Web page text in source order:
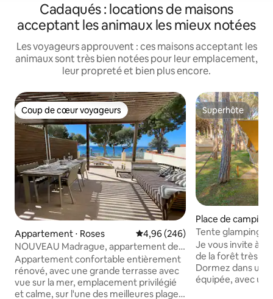
Cadaqués : locations de maisons
acceptant les animaux les mieux notées
Les voyageurs approuvent : ces maisons acceptant les
animaux sont très bien notées pour leur emplacement,
leur propreté et bien plus encore.
Coup de cœur voyageurs
Coup de cœur voyageurs
Appartement ⋅ Roses Évaluation moyenne sur la
4,96 (246)
NOUVEAU Madrague, appartement de
plage
Appartement confortable entièrement
rénové, avec une grande terrasse avec
vue sur la mer, emplacement privilégié
et calme, sur l'une des meilleures plages
Superhôte
Superhôte
Place de camping
oni de Calonge
Tente glamping
Je vous invite à
de la forêt très
Dormez dans
équipée, avec un